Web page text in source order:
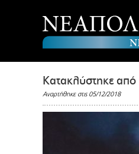
Κατακλύστηκε
Αναρτήθηκε στις 05/12/2018